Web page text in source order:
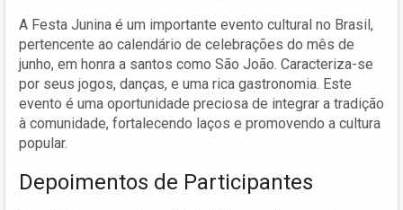
A Festa Junina é um importante evento cultural no Brasil,
pertencente ao calendário de celebrações do mês de
junho, em honra a santos como São João. Caracteriza-se
por seus jogos, danças, e uma rica gastronomia. Este
evento é uma oportunidade preciosa de integrar a tradição
à comunidade, fortalecendo laços e promovendo a cultura
popular.
Depoimentos de Participantes